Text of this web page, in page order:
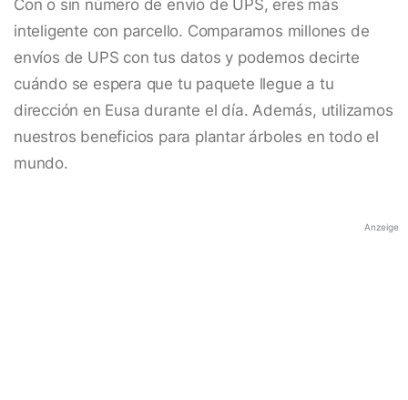
Con o sin número de envío de UPS, eres más
inteligente con parcello. Comparamos millones de
envíos de UPS con tus datos y podemos decirte
cuándo se espera que tu paquete llegue a tu
dirección en Eusa durante el día. Además, utilizamos
nuestros beneficios para plantar árboles en todo el
mundo.
Anzeige